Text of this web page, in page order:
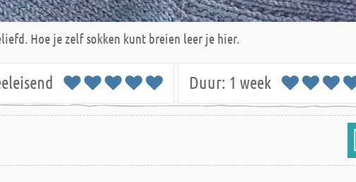
Hoe je zelf sokken kunt breien leer je hier.
Duur: 1 week